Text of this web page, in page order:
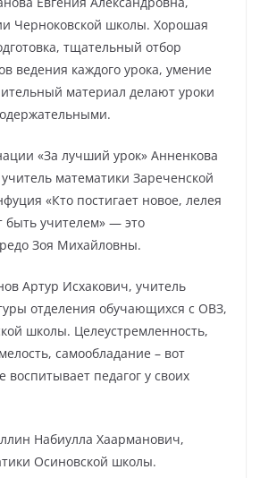
Черноковской школы. Хорошая
тщательный отбор
ведения каждого урока, умение
материал делают уроки
«За лучший урок» Анненкова
математики Зареченской
«Кто постигает новое, лелея
быть учителем» — это
Зоя Михайловны.
Артур Исхакович, учитель
отделения обучающихся с ОВЗ,
школы. Целеустремленность,
самообладание – вот
воспитывает педагог у своих
Набиулла Хаарманович,
Осиновской школы.